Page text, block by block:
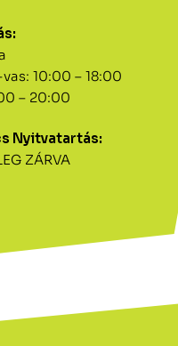
10:00 – 18:00
– 20:00
Nyitvatartás:
ZÁRVA